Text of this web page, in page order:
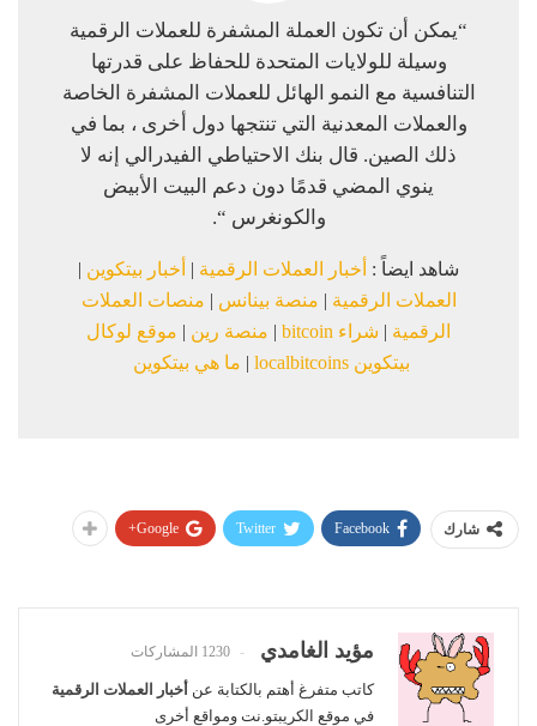
“يمكن أن تكون العملة المشفرة للعملات الرقمية
وسيلة للولايات المتحدة للحفاظ على قدرتها
التنافسية مع النمو الهائل للعملات المشفرة الخاصة
والعملات المعدنية التي تنتجها دول أخرى ، بما في
ذلك الصين. قال بنك الاحتياطي الفيدرالي إنه لا
ينوي المضي قدمًا دون دعم البيت الأبيض
والكونغرس “.
شاهد ايضاً : أخبار العملات الرقمية | أخبار بيتكوين |
العملات الرقمية | منصة بينانس | منصات العملات
الرقمية | شراء bitcoin | منصة رين | موقع لوكال
بيتكوين localbitcoins
| ما هي بيتكوين
شارك Facebook
Twitter
Google+
مؤيد الغامدي 1230 المشاركات
كاتب متفرغ أهتم بالكتابة عن أخبار العملات الرقمية
في موقع الكريبتو.نت ومواقع أخرى